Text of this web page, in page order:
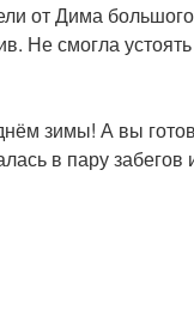
от Дима
Не смогла
зимы! А вы
в пару забегов